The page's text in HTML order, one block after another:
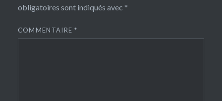
obligatoires sont indiqués avec *
COMMENTAIRE*